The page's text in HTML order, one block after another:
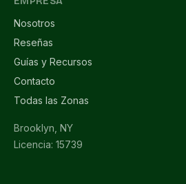
Nosotros
Reseñas
Guías y Recursos
Contacto
Todas las Zonas
Brooklyn, NY
Licencia: 15739